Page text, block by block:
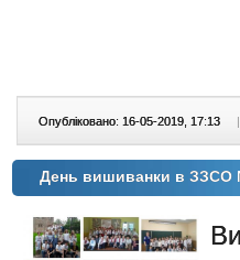
Опубліковано: 16-05-2019, 17:13 |
День вишиванки в